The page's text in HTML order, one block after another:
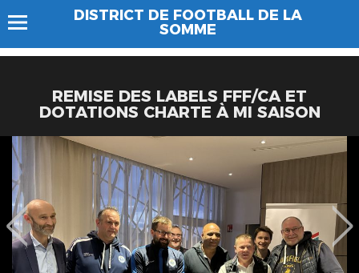
DISTRICT DE FOOTBALL DE LA
SOMME
REMISE DES LABELS FFF/CA ET
DOTATIONS CHARTE À MI SAISON